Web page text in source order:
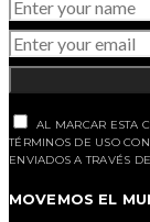
AL MARCAR ESTA
TÉRMINOS DE USO
ENVIADOS A TRAVÉS
MOVEMOS EL